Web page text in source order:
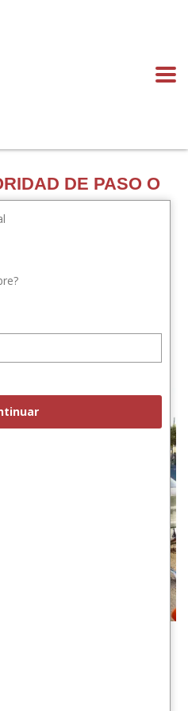
DE PASO O
DE CHOQUE EN